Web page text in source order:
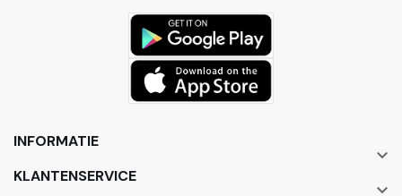
INFORMATIE

KLANTENSERVICE
